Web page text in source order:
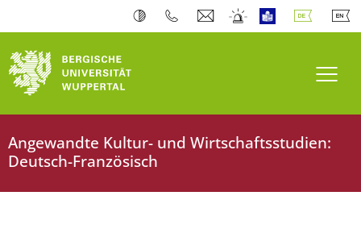
Angewandte Kultur- und Wirtschaftsstudien:
Deutsch-Französisch